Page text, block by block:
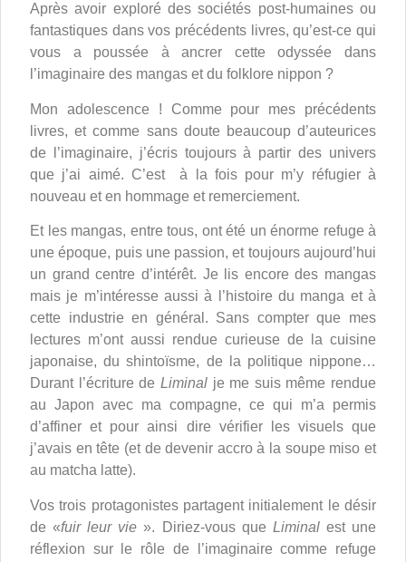
Après avoir exploré des sociétés post-humaines ou
fantastiques dans vos précédents livres, qu’est-ce qui
vous a poussée à ancrer cette odyssée dans
l’imaginaire des mangas et du folklore nippon ?
Mon adolescence ! Comme pour mes précédents
livres, et comme sans doute beaucoup d’auteurices
de l’imaginaire, j’écris toujours à partir des univers
que j’ai aimé. C’est à la fois pour m’y réfugier à
nouveau et en hommage et remerciement.
Et les mangas, entre tous, ont été un énorme refuge à
une époque, puis une passion, et toujours aujourd’hui
un grand centre d’intérêt. Je lis encore des mangas
mais je m’intéresse aussi à l’histoire du manga et à
cette industrie en général. Sans compter que mes
lectures m’ont aussi rendue curieuse de la cuisine
japonaise, du shintoïsme, de la politique nippone…
Durant l’écriture de Liminalje me suis même rendue
au Japon avec ma compagne, ce qui m’a permis
d’affiner et pour ainsi dire vérifier les visuels que
j’avais en tête (et de devenir accro à la soupe miso et
au matcha latte).
Vos trois protagonistes partagent initialement le désir
de «fuir leur vie ». Diriez-vous que Liminalest une
réflexion sur le rôle de l’imaginaire comme refuge